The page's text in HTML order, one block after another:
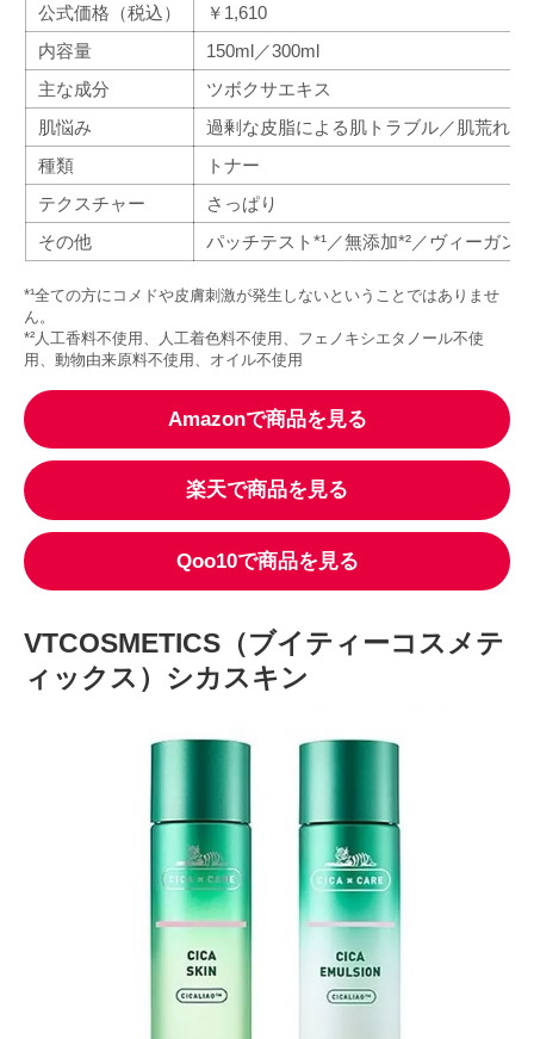
公式価格（税込）
￥1,610
内容量
150ml／300ml
主な成分
ツボクサエキス
肌悩み
過剰な皮脂による肌トラブル／肌荒れ／
種類
トナー
テクスチャー
さっぱり
その他
パッチテスト*¹／無添加*²／ヴィーガン
*¹全ての方にコメドや皮膚刺激が発生しないということではありませ
ん。
*²人工香料不使用、人工着色料不使用、フェノキシエタノール不使
用、動物由来原料不使用、オイル不使用
Amazonで商品を見る
楽天で商品を見る
Qoo10で商品を見る
VTCOSMETICS（ブイティーコスメテ
ィックス）シカスキン